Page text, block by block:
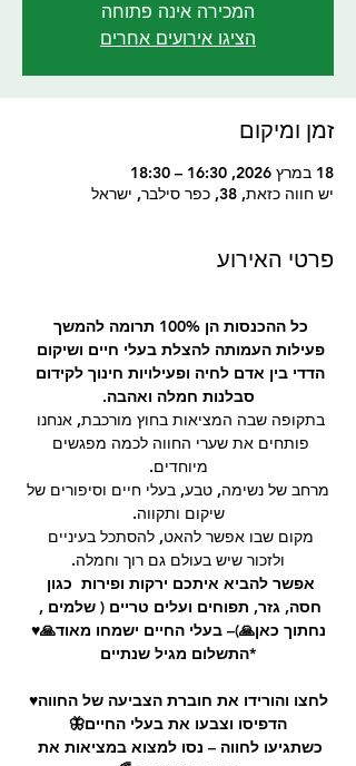
המכירה אינה פתוחה
הציגו אירועים אחרים
זמן ומיקום
18 במרץ 2026, 16:30 – 18:30
יש חווה כזאת, 38, כפר סילבר, ישראל
פרטי האירוע
כל ההכנסות הן 100% תרומה להמשך
פעילות העמותה להצלת בעלי חיים ושיקום
הדדי בין אדם לחיה ופעילויות חינוך לקידום
סבלנות חמלה ואהבה.
בתקופה שבה המציאות בחוץ מורכבת, אנחנו
פותחים את שערי החווה לכמה מפגשים
מיוחדים.
מרחב של נשימה, טבע, בעלי חיים וסיפורים של
שיקום ותקווה.
מקום שבו אפשר להאט, להסתכל בעיניים
ולזכור שיש בעולם גם רוך וחמלה.
אפשר להביא איתכם ירקות ופירות  כגון
חסה, גזר, תפוחים ועלים טריים ( שלמים ,
נחתוך כאן🙏)– בעלי החיים ישמחו מאוד🙏♥️
*התשלום מגיל שנתיים
לחצו והורידו את חוברת הצביעה של החווה♥️
הדפיסו וצבעו את בעלי החיים🦋
כשתגיעו לחווה – נסו למצוא במציאות את